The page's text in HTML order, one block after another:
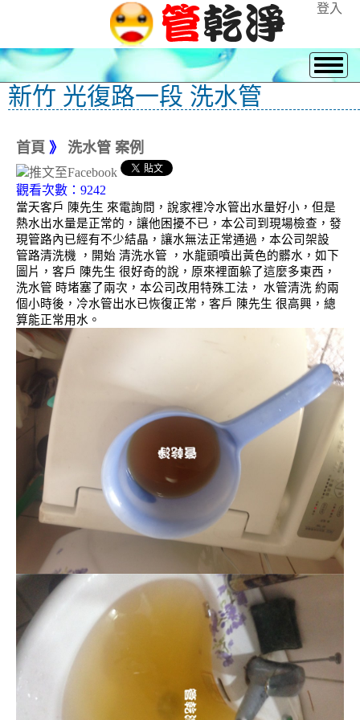
登入
新竹 光復路一段 洗水管
首頁 》 洗水管 案例
觀看次數：9242
當天客戶 陳先生 來電詢問，說家裡冷水管出水量好小，但是
熱水出水量是正常的，讓他困擾不已，本公司到現場檢查，發
現管路內已經有不少結晶，讓水無法正常通過，本公司架設
管路清洗機 ，開始 清洗水管 ，水龍頭噴出黃色的髒水，如下
圖片，客戶 陳先生 很好奇的說，原來裡面躲了這麼多東西，
洗水管 時堵塞了兩次，本公司改用特殊工法， 水管清洗 約兩
個小時後，冷水管出水已恢復正常，客戶 陳先生 很高興，總
算能正常用水。